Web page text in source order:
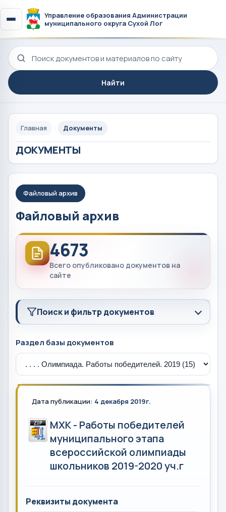
Управление образования Администрации
муниципального округа Сухой Лог
Поиск по сайту
Найти
Главная Документы
ДОКУМЕНТЫ
Файловый архив
Файловый архив
4673
Всего опубликовано документов на
сайте
Поиск и фильтр документов
Раздел базы документов
Дата публикации: 4 декабря 2019г.
МХК - Работы победителей
муниципального этапа
всероссийской олимпиады
школьников 2019-2020 уч.г
Реквизиты документа